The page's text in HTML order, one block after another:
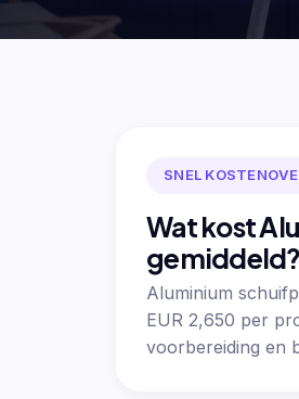
SNEL
Wat kost
gemiddeld?
Aluminium
EUR 2,650 per
voorbereiding en